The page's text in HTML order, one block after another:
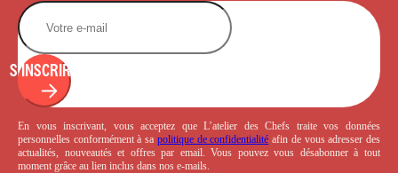
S'INSCRIRE
En vous inscrivant, vous acceptez que L’atelier des Chefs traite vos données
personnelles conformément à sa politique de confidentialité afin de vous adresser des
actualités, nouveautés et offres par email. Vous pouvez vous désabonner à tout
moment grâce au lien inclus dans nos e-mails.